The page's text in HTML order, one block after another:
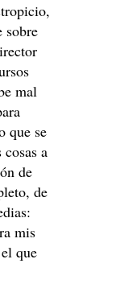
sobre
mal
que se
a
de
de
mis
que